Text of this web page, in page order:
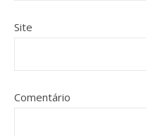
Site
Comentário